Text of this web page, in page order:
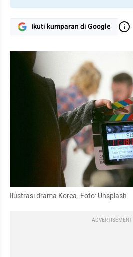
Ikuti kumparan di Google
Ilustrasi drama Korea. Foto: Unsplash
ADVERTISEMENT